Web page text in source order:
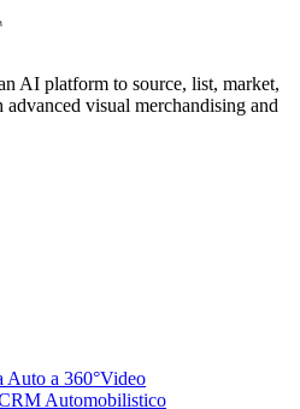
AI platform to source, list, market,
visual merchandising and
Auto a 360°Video
Automobilistico